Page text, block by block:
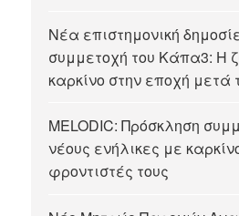
Νέα επιστημονική
συμμετοχή του Κάπα3: Η
καρκίνο στην εποχή μετά
MELODIC: Πρόσκληση
νέους ενήλικες με
φροντιστές τους